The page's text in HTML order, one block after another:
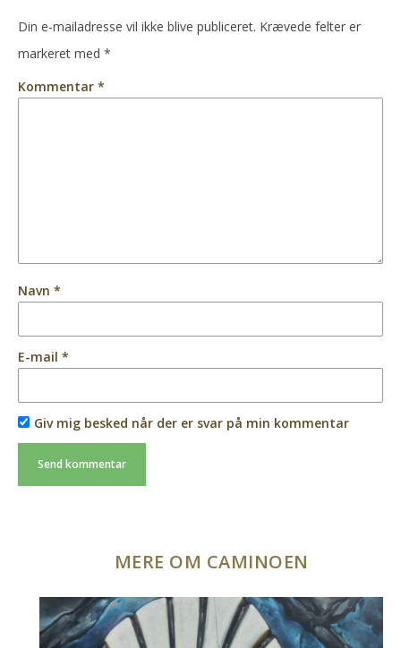
Din e-mailadresse vil ikke blive publiceret. Krævede felter er
markeret med *
Kommentar *
Navn *
E-mail *
Giv mig besked når der er svar på min kommentar
MERE OM CAMINOEN